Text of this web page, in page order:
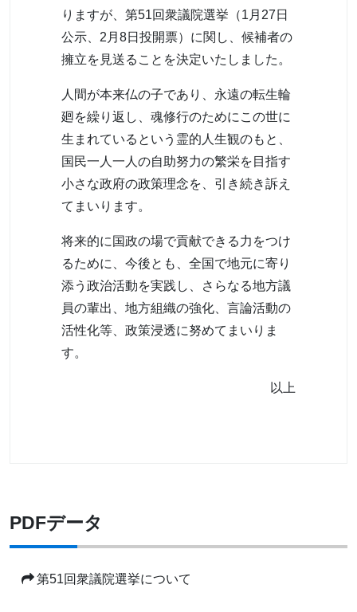
りますが、第51回衆議院選挙（1月27日
公示、2月8日投開票）に関し、候補者の
擁立を見送ることを決定いたしました。
人間が本来仏の子であり、永遠の転生輪
廻を繰り返し、魂修行のためにこの世に
生まれているという霊的人生観のもと、
国民一人一人の自助努力の繁栄を目指す
小さな政府の政策理念を、引き続き訴え
てまいります。
将来的に国政の場で貢献できる力をつけ
るために、今後とも、全国で地元に寄り
添う政治活動を実践し、さらなる地方議
員の輩出、地方組織の強化、言論活動の
活性化等、政策浸透に努めてまいりま
す。
以上
PDFデータ
第51回衆議院選挙について